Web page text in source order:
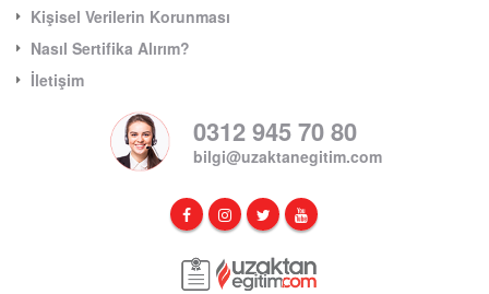
Kişisel Verilerin Korunması
Nasıl Sertifika Alırım?
İletişim
0312 945 70 80
bilgi@uzaktanegitim.com